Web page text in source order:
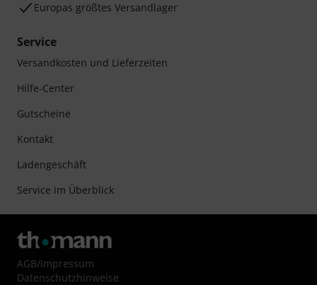
Europas größtes Versandlager
Service
Versandkosten und Lieferzeiten
Hilfe-Center
Gutscheine
Kontakt
Ladengeschäft
Service im Überblick
AGB/Impressum
Datenschutzhinweise